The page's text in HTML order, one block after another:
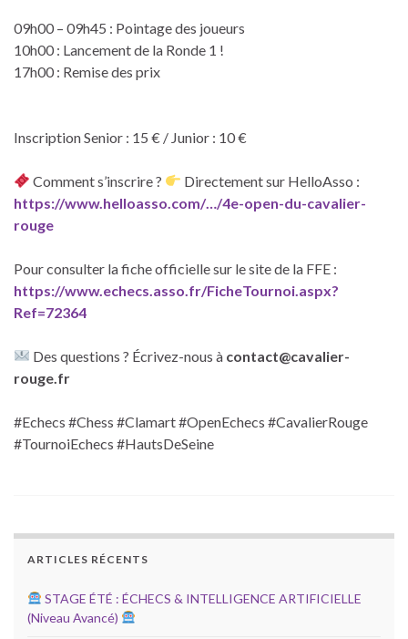
09h00 – 09h45 : Pointage des joueurs
10h00 : Lancement de la Ronde 1 !
17h00 : Remise des prix
Inscription Senior : 15 € / Junior : 10 €
Comment s’inscrire ?
Directement sur HelloAsso :
https://www.helloasso.com/…/4e-open-du-cavalier-
rouge
Pour consulter la fiche officielle sur le site de la FFE :
https://www.echecs.asso.fr/FicheTournoi.aspx?
Ref=72364
Des questions ? Écrivez-nous à contact@cavalier-
rouge.fr
#Echecs #Chess #Clamart #OpenEchecs #CavalierRouge
#TournoiEchecs #HautsDeSeine
ARTICLES RÉCENTS
STAGE ÉTÉ : ÉCHECS & INTELLIGENCE ARTIFICIELLE
(Niveau Avancé)